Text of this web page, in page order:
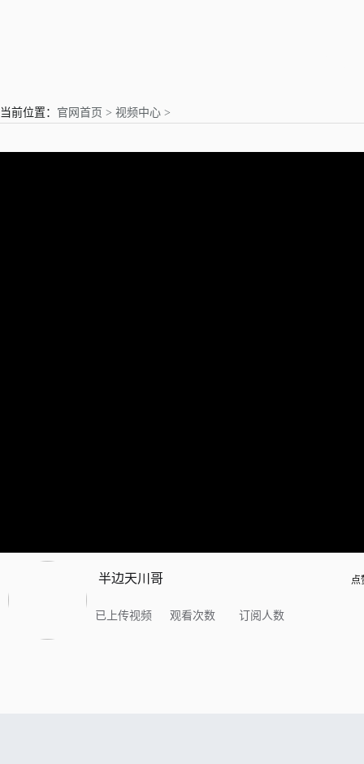
当前位置： 官网首页 > 视频中心 >
半边天川哥
已上传视频 观看次数 订阅人数
点